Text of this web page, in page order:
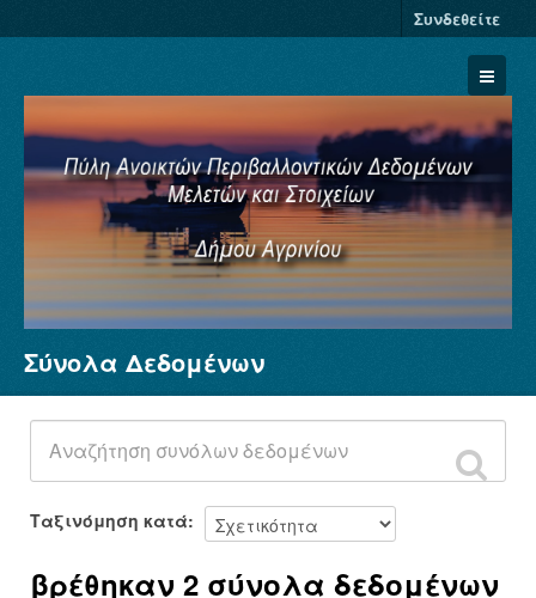
Συνδεθείτε
Σύνολα Δεδομένων
Φορείς
Ομάδες
Σχετικά
Σύνολα Δεδομένων
Ταξινόμηση κατά
βρέθηκαν 2 σύνολα δεδομένων